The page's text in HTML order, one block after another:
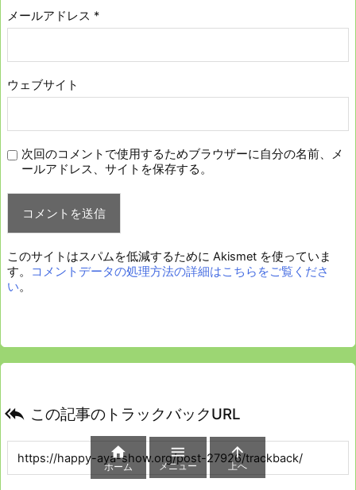
メールアドレス *
ウェブサイト
次回のコメントで使用するためブラウザーに自分の名前、メ
ールアドレス、サイトを保存する。
このサイトはスパムを低減するために Akismet を使っていま
す。
コメントデータの処理方法の詳細はこちらをご覧くださ
い。
 この記事のトラックバックURL

ホーム

メニュー

上へ